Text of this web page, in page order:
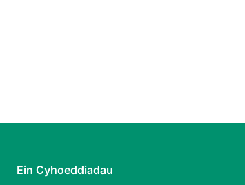
Ein Cyhoeddiadau